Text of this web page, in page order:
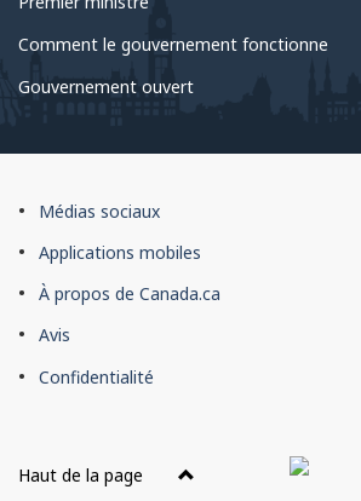
Comment le gouvernement fonctionne
Gouvernement ouvert
À
propos
du
site
Médias sociaux
Applications mobiles
À propos de Canada.ca
Avis
Confidentialité
Haut de la page